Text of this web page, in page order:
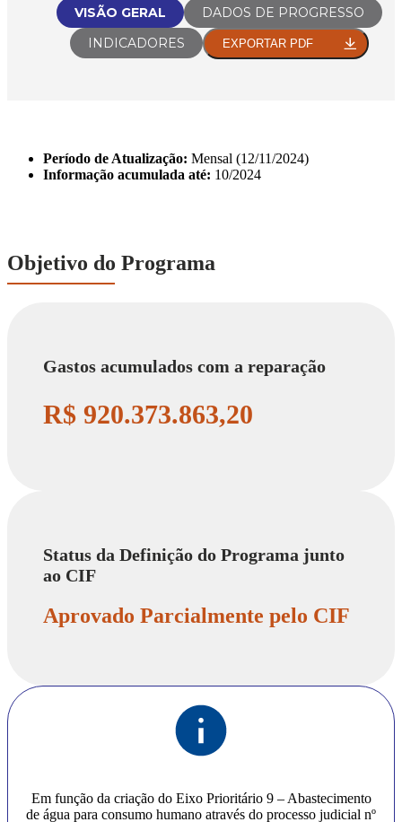
FINANCEIRA
MAIS
VISÃO GERAL
DADOS DE PROGRESSO
INDICADORES
EXPORTAR PDF
Período de Atualização: Mensal (12/11/2024)
Informação acumulada até: 10/2024
Objetivo do Programa
Gastos acumulados com a reparação
R$ 920.373.863,20
Status da Definição do Programa junto
ao CIF
Aprovado Parcialmente pelo CIF
Em função da criação do Eixo Prioritário 9 – Abastecimento
de água para consumo humano através do processo judicial nº